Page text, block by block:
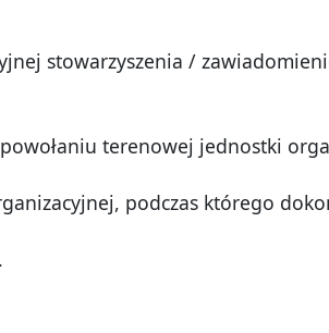
stowarzyszenia /
terenowej jednostki
podczas którego